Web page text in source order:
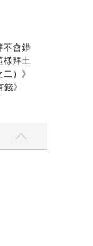
不會錯
樣拜土
）》
》